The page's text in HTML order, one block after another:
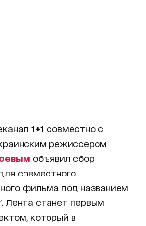
1+1 совместно с
режиссером
объявил сбор
совместного
фильма под названием
Лента станет первым
который в